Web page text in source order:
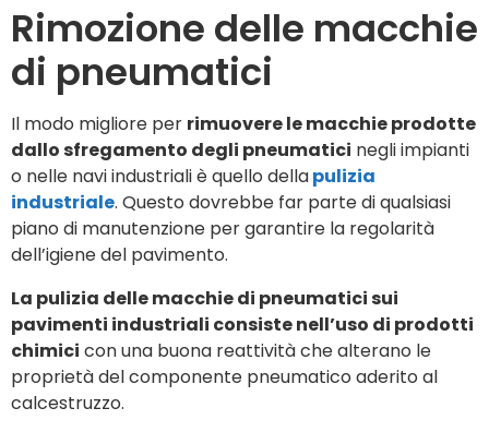
Rimozione delle macchie
di pneumatici
Il modo migliore per rimuovere le macchie prodotte
dallo sfregamento degli pneumatici negli impianti
o nelle navi industriali è quello dellapulizia
industriale. Questo dovrebbe far parte di qualsiasi
piano di manutenzione per garantire la regolarità
dell’igiene del pavimento.
La pulizia delle macchie di pneumatici sui
pavimenti industriali consiste nell’uso di prodotti
chimici con una buona reattività che alterano le
proprietà del componente pneumatico aderito al
calcestruzzo.